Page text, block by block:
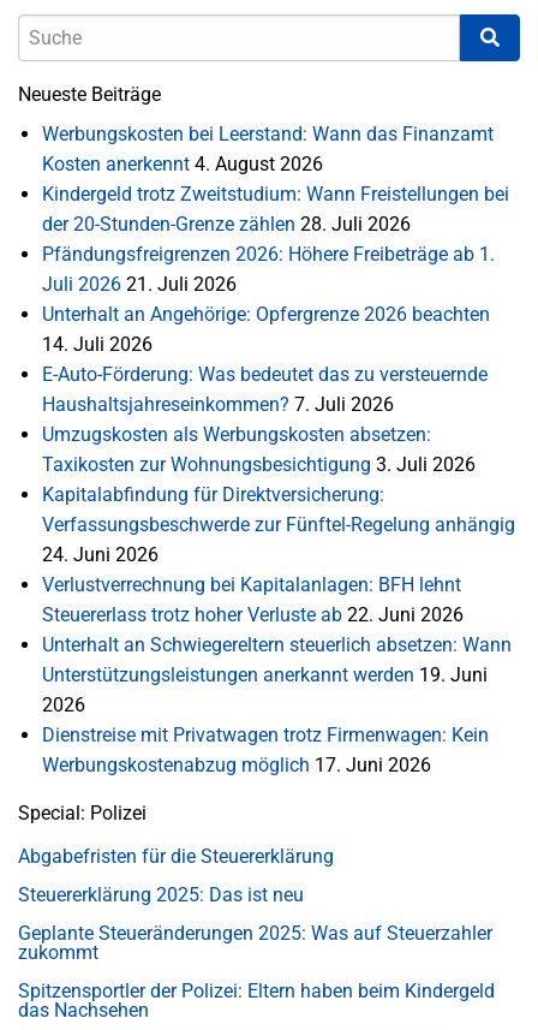
Neueste Beiträge
Werbungskosten bei Leerstand: Wann das Finanzamt
Kosten anerkennt 4. August 2026
Kindergeld trotz Zweitstudium: Wann Freistellungen bei
der 20-Stunden-Grenze zählen 28. Juli 2026
Pfändungsfreigrenzen 2026: Höhere Freibeträge ab 1.
Juli 2026 21. Juli 2026
Unterhalt an Angehörige: Opfergrenze 2026 beachten
14. Juli 2026
E-Auto-Förderung: Was bedeutet das zu versteuernde
Haushaltsjahreseinkommen? 7. Juli 2026
Umzugskosten als Werbungskosten absetzen:
Taxikosten zur Wohnungsbesichtigung 3. Juli 2026
Kapitalabfindung für Direktversicherung:
Verfassungsbeschwerde zur Fünftel-Regelung anhängig
24. Juni 2026
Verlustverrechnung bei Kapitalanlagen: BFH lehnt
Steuererlass trotz hoher Verluste ab 22. Juni 2026
Unterhalt an Schwiegereltern steuerlich absetzen: Wann
Unterstützungsleistungen anerkannt werden 19. Juni
2026
Dienstreise mit Privatwagen trotz Firmenwagen: Kein
Werbungskostenabzug möglich 17. Juni 2026
Special: Polizei
Abgabefristen für die Steuererklärung
Steuererklärung 2025: Das ist neu
Geplante Steueränderungen 2025: Was auf Steuerzahler
zukommt
Spitzensportler der Polizei: Eltern haben beim Kindergeld
das Nachsehen